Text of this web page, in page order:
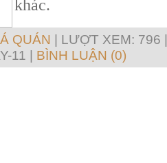
khác.
QUÁN | LƯỢT XEM:
11 | BÌNH LUẬN (0)